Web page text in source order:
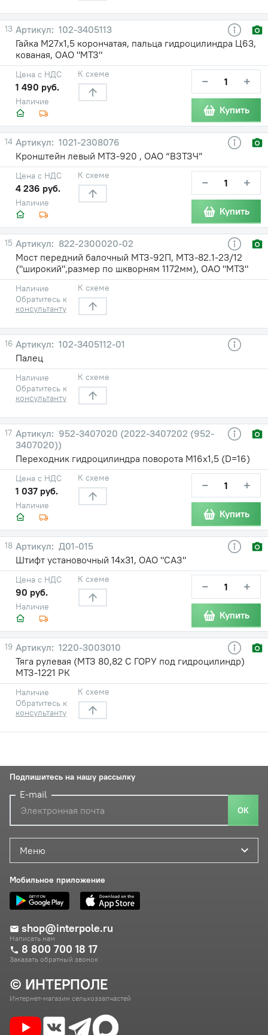
13
102-3405113
Гайка М27х1,5 корончатая, пальца гидроцилиндра Ц63,
кованая, ОАО "МТЗ"
Наличие
Цена с НДС
1 490 руб.
К схеме − +
Купить
14
1021-2308076
Кронштейн левый МТЗ-920 , ОАО “ВЗТЗЧ”
Наличие
Цена с НДС
4 236 руб.
К схеме − +
Купить
15
822-2300020-02
Мост передний балочный МТЗ-92П, МТЗ-82.1-23/12
("широкий",размер по шкворням 1172мм), ОАО "МТЗ"
Наличие
Обратитесь к
консультанту
К схеме
16
102-3405112-01
Палец
Наличие
Обратитесь к
консультанту
К схеме
17
952-3407020 (2022-3407202 (952-
3407020))
Переходник гидроцилиндра поворота М16х1,5 (D=16)
Наличие
Цена с НДС
1 037 руб.
К схеме − +
Купить
18
Д01-015
Штифт установочный 14х31, ОАО "САЗ"
Наличие
Цена с НДС
90 руб.
К схеме − +
Купить
19
1220-3003010
Тяга рулевая (МТЗ 80,82 С ГОРУ под гидроцилиндр)
МТЗ-1221 РК
Наличие
Обратитесь к
консультанту
К схеме
© ИНТЕРПОЛЕ
Интернет-магазин сельхоззапчастей
Меню
Мобильное приложение
shop@interpole.ru
Написать нам
8 800 700 18 17
Заказать обратный звонок
Подпишитесь на нашу рассылку
E-mail
ОК